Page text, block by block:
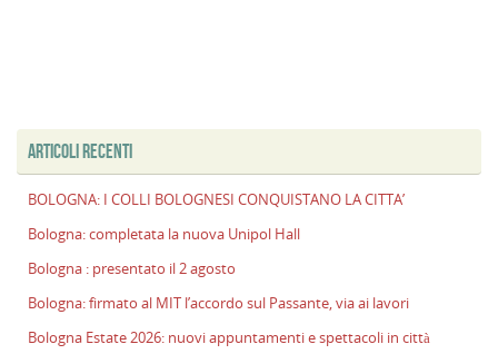
ARTICOLI RECENTI
BOLOGNA: I COLLI BOLOGNESI CONQUISTANO LA CITTA’
Bologna: completata la nuova Unipol Hall
Bologna : presentato il 2 agosto
Bologna: firmato al MIT l’accordo sul Passante, via ai lavori
Bologna Estate 2026: nuovi appuntamenti e spettacoli in città